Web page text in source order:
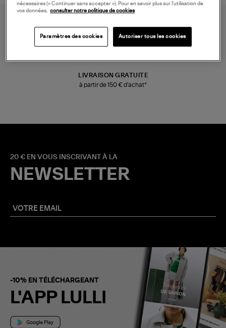
LIVRAISON GRATUITE
à partir de 150 € d'achat*
20 € EN VOUS INSCRIVANT À LA
NEWSLETTER
-10% EN TÉLÉCHARGEANT
L'APP LULLI
nécessaires (« Continuer sans accepter »). Pour en savoir plus sur l’utilisation de
vos données, consulter notre politique de cookies
Paramètres des cookies Autoriser tous les cookies